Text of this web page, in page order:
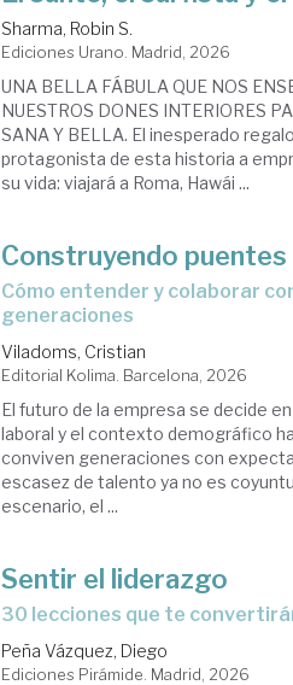
Sharma, Robin S.
Ediciones Urano. Madrid, 2026
UNA BELLA FÁBULA QUE NOS
NUESTROS DONES INTERIORES
SANA Y BELLA. El inesperado
protagonista de esta historia a
su vida: viajará a Roma, Hawái ...
Construyendo puentes
Cómo entender y colaborar con el talento de las nuevas
generaciones
Viladoms, Cristian
Editorial Kolima. Barcelona, 2026
El futuro de la empresa se decide
laboral y el contexto demográfico
conviven generaciones con
escasez de talento ya no es
escenario, el ...
Sentir el liderazgo
30 lecciones que te
Peña Vázquez, Diego
Ediciones Pirámide. Madrid, 2026